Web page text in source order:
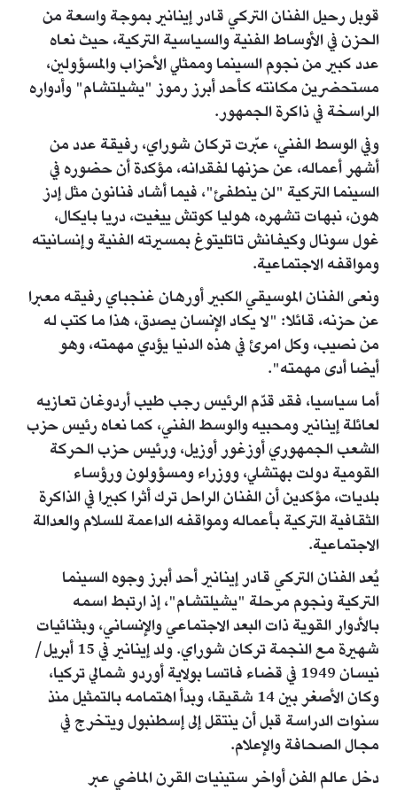
قوبل رحيل الفنان التركي قادر إينانير بموجة واسعة من
الحزن في الأوساط الفنية والسياسية التركية، حيث نعاه
عدد كبير من نجوم السينما وممثلي الأحزاب والمسؤولين،
مستحضرين مكانته كأحد أبرز رموز "يشيلتشام" وأدواره
الراسخة في ذاكرة الجمهور.
وفي الوسط الفني، عبّرت تركان شوراي، رفيقة عدد من
أشهر أعماله، عن حزنها لفقدانه، مؤكدة أن حضوره في
السينما التركية "لن ينطفئ"، فيما أشاد فنانون مثل إدز
هون، نبهات تشهره، هوليا كوتش ييغيت، دريا بايكال،
غول سونال وكيفانش تاتليتوغ بمسيرته الفنية وإنسانيته
ومواقفه الاجتماعية.
ونعى الفنان الموسيقي الكبير أورهان غنجباي رفيقه معبرا
عن حزنه، قائلا: "لا يكاد الإنسان يصدق، هذا ما كتب له
من نصيب، وكل امرئ في هذه الدنيا يؤدي مهمته، وهو
أيضا أدى مهمته".
أما سياسيا، فقد قدّم الرئيس رجب طيب أردوغان تعازيه
لعائلة إينانير ومحبيه والوسط الفني، كما نعاه رئيس حزب
الشعب الجمهوري أوزغور أوزيل، ورئيس حزب الحركة
القومية دولت بهتشلي، ووزراء ومسؤولون ورؤساء
بلديات، مؤكدين أن الفنان الراحل ترك أثرا كبيرا في الذاكرة
الثقافية التركية بأعماله ومواقفه الداعمة للسلام والعدالة
الاجتماعية.
يُعد الفنان التركي قادر إينانير أحد أبرز وجوه السينما
التركية ونجوم مرحلة "يشيلتشام"، إذ ارتبط اسمه
بالأدوار القوية ذات البعد الاجتماعي والإنساني، وبثنائيات
شهيرة مع النجمة تركان شوراي. ولد إينانير في 15 أبريل/
نيسان 1949 في قضاء فاتسا بولاية أوردو شمالي تركيا،
وكان الأصغر بين 14 شقيقا، وبدأ اهتمامه بالتمثيل منذ
سنوات الدراسة قبل أن ينتقل إلى إسطنبول ويتخرج في
مجال الصحافة والإعلام.
دخل عالم الفن أواخر ستينيات القرن الماضي عبر